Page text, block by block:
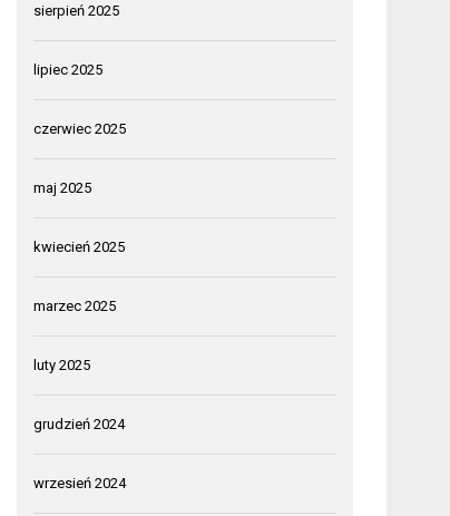
sierpień 2025
lipiec 2025
czerwiec 2025
maj 2025
kwiecień 2025
marzec 2025
luty 2025
grudzień 2024
wrzesień 2024